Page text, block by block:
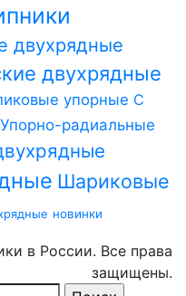
двухрядные
двухрядные
упорные С
Упорно-радиальные
Шариковые
новинки
в России. Все права
защищены.